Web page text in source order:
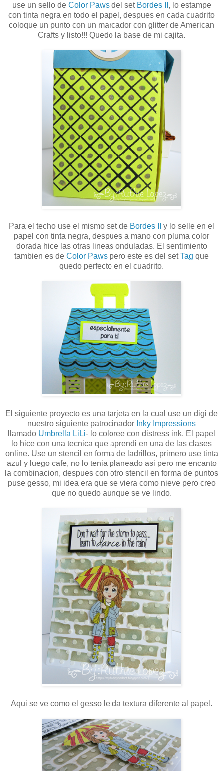
use un sello de Color Pawsdel set Bordes II , lo estampe
con tinta negra en todo el papel, despues en cada cuadrito
coloque un punto con un marcador con glitter de American
Crafts y listo!!! Quedo la base de mi cajita.
Para el techo use el mismo set de Bordes II
y lo selle en el
papel con tinta negra, despues a mano con pluma color
dorada hice las otras lineas onduladas. El sentimiento
tambien es de Color Paws pero este es del setTag que
quedo perfecto en el cuadrito.
El siguiente proyecto es una tarjeta en la cual use un digi de
nuestro siguiente patrocinador Inky Impressions
llamado Umbrella LiLi- lo coloree con distress ink. El papel
lo hice con una tecnica que aprendi en una de las clases
online. Use un stencil en forma de ladrillos, primero use tinta
azul y luego cafe, no lo tenia planeado asi pero me encanto
la combinacion, despues con otro stencil en forma de puntos
puse gesso, mi idea era que se viera como nieve pero creo
que no quedo aunque se ve lindo.
Aqui se ve como el gesso le da textura diferente al papel.